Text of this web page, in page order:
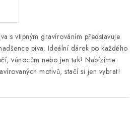
s vtipným gravírováním představuje
piva. Ideální dárek po každého
vánocům nebo jen tak! Nabízíme
motivů, stačí si jen vybrat!